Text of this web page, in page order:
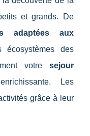
et grands. De
adaptées aux
écosystèmes des
votre sejour
Les
grâce à leur